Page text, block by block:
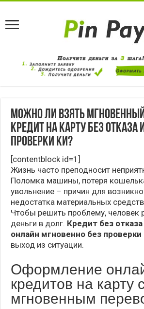
Можно ли взять
кредит на карту без отказа
проверки КИ?
[contentblock id=1]
Жизнь часто преподносит
Поломка машины, потеря
увольнение – причин для
недостатка материальных
Чтобы решить проблему, человек
деньги в долг. Кредит без отказа
онлайн мгновенно без проверки
выход из ситуации.
Оформление
кредитов на карту с
мгновенным